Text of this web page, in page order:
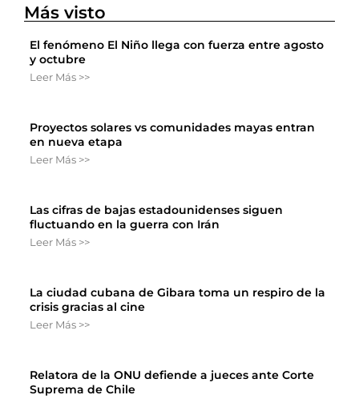
Más visto
El fenómeno El Niño llega con fuerza entre agosto
y octubre
Leer Más >>
Proyectos solares vs comunidades mayas entran
en nueva etapa
Leer Más >>
Las cifras de bajas estadounidenses siguen
fluctuando en la guerra con Irán
Leer Más >>
La ciudad cubana de Gibara toma un respiro de la
crisis gracias al cine
Leer Más >>
Relatora de la ONU defiende a jueces ante Corte
Suprema de Chile